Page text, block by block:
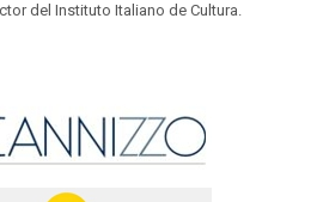
del Instituto Italiano de Cultura.